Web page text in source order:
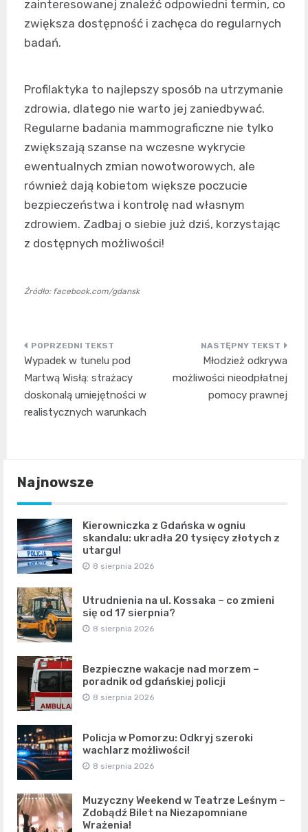
zainteresowanej znaleźć odpowiedni termin, co
zwiększa dostępność i zachęca do regularnych
badań.
Profilaktyka to najlepszy sposób na utrzymanie
zdrowia, dlatego nie warto jej zaniedbywać.
Regularne badania mammograficzne nie tylko
zwiększają szanse na wczesne wykrycie
ewentualnych zmian nowotworowych, ale
również dają kobietom większe poczucie
bezpieczeństwa i kontrolę nad własnym
zdrowiem. Zadbaj o siebie już dziś, korzystając
z dostępnych możliwości!
Źródło: facebook.com/gdansk
Nawigacja
wpisu
Wypadek w tunelu pod
Martwą Wisłą: strażacy
doskonalą umiejętności w
realistycznych warunkach
Młodzież odkrywa
możliwości nieodpłatnej
pomocy prawnej
Najnowsze
Kierowniczka z Gdańska w ogniu
skandalu: ukradła 20 tysięcy złotych z
utargu!
8 sierpnia 2026
Utrudnienia na ul. Kossaka – co zmieni
się od 17 sierpnia?
8 sierpnia 2026
Bezpieczne wakacje nad morzem –
poradnik od gdańskiej policji
8 sierpnia 2026
Policja w Pomorzu: Odkryj szeroki
wachlarz możliwości!
8 sierpnia 2026
Muzyczny Weekend w Teatrze Leśnym –
Zdobądź Bilet na Niezapomniane
Wrażenia!